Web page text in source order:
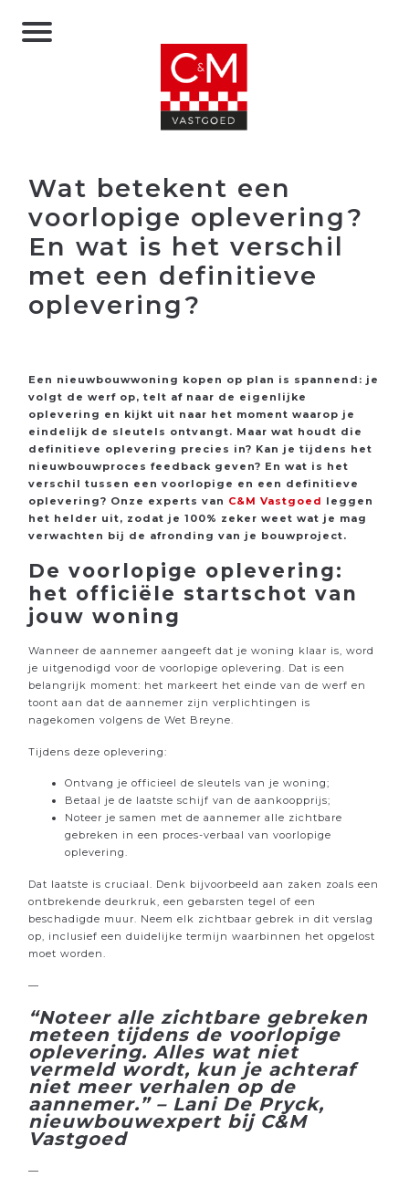
Wat betekent een
voorlopige oplevering?
En wat is het verschil
met een definitieve
oplevering?
Een nieuwbouwwoning kopen op plan is spannend: je
volgt de werf op, telt af naar de eigenlijke
oplevering en kijkt uit naar het moment waarop je
eindelijk de sleutels ontvangt. Maar wat houdt die
definitieve oplevering precies in? Kan je tijdens het
nieuwbouwproces feedback geven? En wat is het
verschil tussen een voorlopige en een definitieve
oplevering? Onze experts van C&M Vastgoed leggen
het helder uit, zodat je 100% zeker weet wat je mag
verwachten bij de afronding van je bouwproject.
De voorlopige oplevering:
het officiële startschot van
jouw woning
Wanneer de aannemer aangeeft dat je woning klaar is, word
je uitgenodigd voor de voorlopige oplevering. Dat is een
belangrijk moment: het markeert het einde van de werf en
toont aan dat de aannemer zijn verplichtingen is
nagekomen volgens de Wet Breyne.
Tijdens deze oplevering:
Ontvang je officieel de sleutels van je woning;
Betaal je de laatste schijf van de aankoopprijs;
Noteer je samen met de aannemer alle zichtbare
gebreken in een proces-verbaal van voorlopige
oplevering.
Dat laatste is cruciaal. Denk bijvoorbeeld aan zaken zoals een
ontbrekende deurkruk, een gebarsten tegel of een
beschadigde muur. Neem elk zichtbaar gebrek in dit verslag
op, inclusief een duidelijke termijn waarbinnen het opgelost
moet worden.
—
“Noteer alle zichtbare gebreken
meteen tijdens de voorlopige
oplevering. Alles wat niet
vermeld wordt, kun je achteraf
niet meer verhalen op de
aannemer.” – Lani De Pryck,
nieuwbouwexpert bij C&M
Vastgoed
—